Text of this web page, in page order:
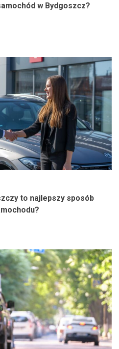
w Bydgoszcz?
to najlepszy sposób